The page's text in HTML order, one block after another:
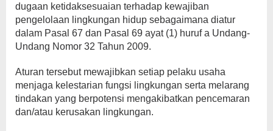
dugaan ketidaksesuaian terhadap kewajiban
pengelolaan lingkungan hidup sebagaimana diatur
dalam Pasal 67 dan Pasal 69 ayat (1) huruf a Undang-
Undang Nomor 32 Tahun 2009.
Aturan tersebut mewajibkan setiap pelaku usaha
menjaga kelestarian fungsi lingkungan serta melarang
tindakan yang berpotensi mengakibatkan pencemaran
dan/atau kerusakan lingkungan.